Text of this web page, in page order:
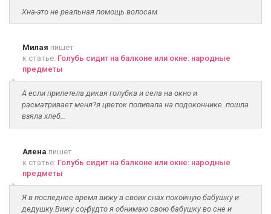
Хна-это не реальная помощь волосам
Милая пишет
к статье: Голубь сидит на балконе или окне: народные
предметы
А если прилетела дикая голубка и села на окно и
расматривает меня?я цветок поливала на подоконнике..пошла
взяла хлеб...
Алена пишет
к статье: Голубь сидит на балконе или окне: народные
предметы
Я в последнее время вижу в своих снах покойную бабушку и
дедушку.Вижу соң, будто я обнимаю свою бабушку во сне и